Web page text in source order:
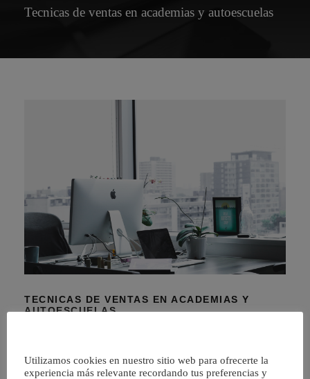
Tecnicas de ventas en academias y autoescuelas
TECNICAS DE VENTAS EN ACADEMIAS Y
AUTOESCUELAS
“No se vende mas el mejor producto o servicio, sino el que
mejor se sabe vender”. Esta maxima, en el mundo de la
Utilizamos cookies en nuestro sitio web para ofrecerte la
experiencia más relevante recordando tus preferencias y